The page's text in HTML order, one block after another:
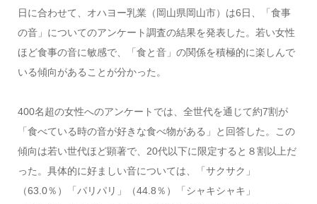
日に合わせて、オハヨー乳業（岡山県岡山市）は6日、「食事
の音」についてのアンケート調査の結果を発表した。若い女性
ほど食事の音に敏感で、「食と音」の関係を積極的に楽しんで
いる傾向があることが分かった。
400名超の女性へのアンケートでは、全世代を通じて約7割が
「食べている時の音が好きな食べ物がある」と回答した。この
傾向は若い世代ほど顕著で、20代以下に限定すると８割以上だ
った。具体的に好ましい音については、「サクサク」
（63.0％）「パリパリ」（44.8％）「シャキシャキ」